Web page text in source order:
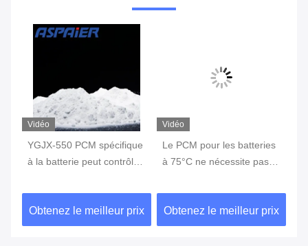
Vidéo
YGJX-550 PCM spécifique
à la batterie peut contrôler
température de la batterie
et améliorer la durée de
vie et la durée de vie de la
Obtenez le meilleur prix
Vidéo
Le PCM pour les batteries
à 75°C ne nécessite pas
d'énergie supplémentaire,
ce qui présente l'avantage
d'économiser de l'énergie
Obtenez le meilleur prix